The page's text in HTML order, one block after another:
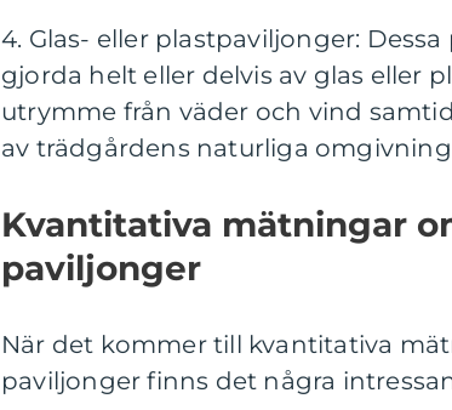
4. Glas- eller plastpaviljonger:
gjorda helt eller delvis av glas eller
utrymme från väder och vind
av trädgårdens naturliga
Kvantitativa mätningar
paviljonger
När det kommer till kvantitativa
paviljonger finns det några